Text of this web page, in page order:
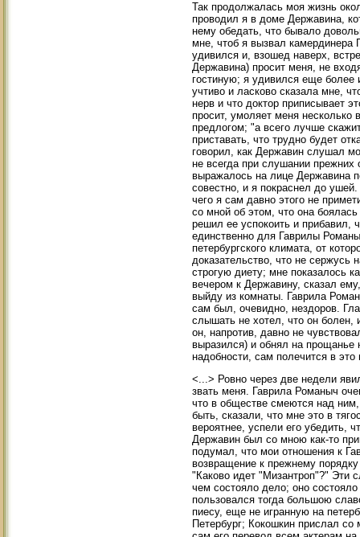
Так продолжалась моя жизнь
проводил я в доме Державина,
нему обедать, что бывало
мне, чтоб я вызвал камердинера
удивился и, взошед наверх,
Державина) просит меня, не
гостиную; я удивился еще более
учтиво и ласково сказала мне,
нерв и что доктор приписывает
просит, умоляет меня несколько
предлогом; "а всего лучше
приставать, что трудно будет
говорил, как Державин слушал
не всегда при слушании прежних
выражалось на лице Державина
совестно, и я покраснел до
чего я сам давно этого не
со мной об этом, что она
решил ее успокоить и прибавил,
единственно для Гаврилы
петербургского климата, от
доказательство, что не сержусь
строгую диету; мне показалось
вечером к Державину, сказал
выйду из комнаты. Гаврила
сам был, очевидно, нездоров.
слышать не хотел, что он болен,
он, напротив, давно не
выразился) и обнял на прощанье
надобности, сам полечится в это
<...> Ровно через две недели
звать меня. Гаврила Романыч
что в обществе смеются над
быть, сказали, что мне это в
вероятнее, успели его убедить,
Державин был со мною как-то
подумал, что мои отношения к
возвращение к прежнему
"Каково идет "Мизантроп"?" Эти
чем состояло дело; оно
пользовался тогда большою
пиесу, еще не игранную на
Петербург; Кокошкин прислал